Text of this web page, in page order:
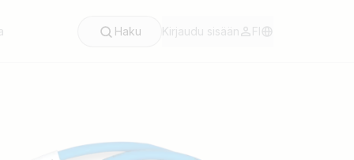
Haku Kirjaudu sisään FI